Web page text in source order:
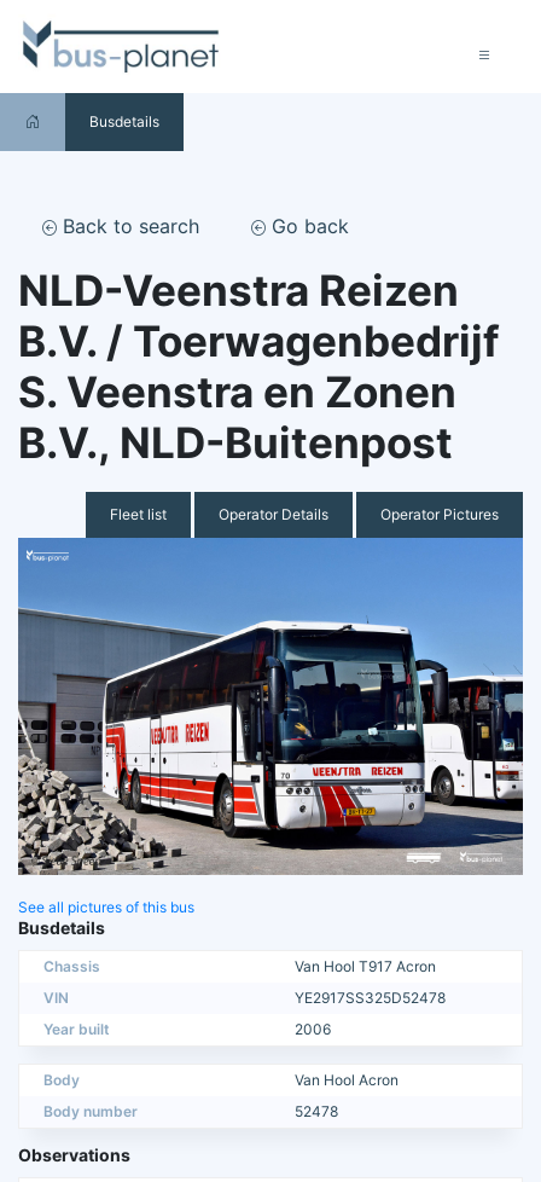
Busdetails
Back to search Go back
NLD-Veenstra Reizen
B.V. / Toerwagenbedrijf
S. Veenstra en Zonen
B.V., NLD-Buitenpost
Fleet list Operator Details Operator Pictures
See all pictures of this bus
Busdetails
Chassis
Van Hool T917 Acron
VIN
YE2917SS325D52478
Year built
2006
Body
Van Hool Acron
Body number
52478
Observations